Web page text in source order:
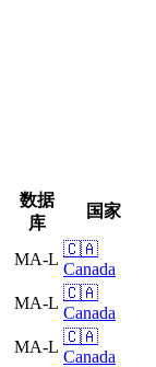
数据
库
国家
MA-L
🇨🇦
Canada
MA-L
🇨🇦
Canada
MA-L
🇨🇦
Canada